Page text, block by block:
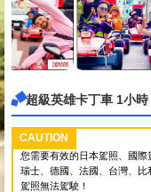
超級英雄卡丁車 1小時
CAUTION
您需要有效的日本駕照、國
瑞士、德國、法國、台灣、
駕照無法駕駛！